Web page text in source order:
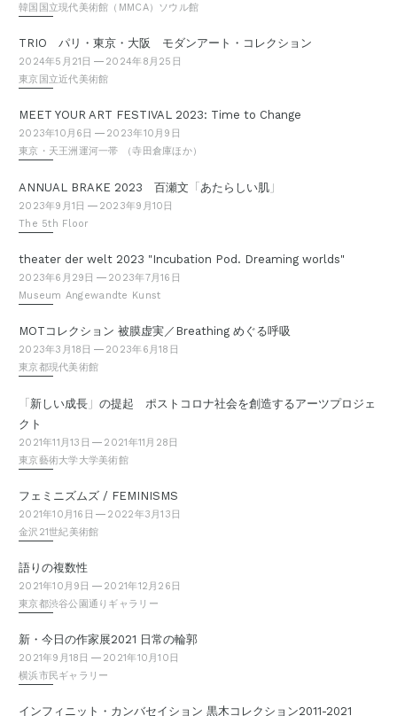
韓国国立現代美術館（MMCA）ソウル館
TRIO パリ・東京・大阪 モダンアート・コレクション
2024年5月21日
2024年8月25日
東京国立近代美術館
MEET YOUR ART FESTIVAL 2023: Time to Change
2023年10月6日
2023年10月9日
東京・天王洲運河一帯 （寺田倉庫ほか）
ANNUAL BRAKE 2023 百瀬文 「あたらしい肌 」
2023年9月1日
2023年9月10日
The 5th Floor
theater der welt 2023 "Incubation Pod. Dreaming worlds"
2023年6月29日
2023年7月16日
Museum Angewandte Kunst
MOTコレクション 被膜虚実／Breathing めぐる呼吸
2023年3月18日
2023年6月18日
東京都現代美術館
「新しい成長 」 の提起 ポストコロナ社会を創造するアーツプロジェ
クト
2021年11月13日
2021年11月28日
東京藝術大学大学美術館
フェミニズムズ / FEMINISMS
2021年10月16日
2022年3月13日
金沢21世紀美術館
語りの複数性
2021年10月9日
2021年12月26日
東京都渋谷公園通りギャラリー
新・今日の作家展2021 日常の輪郭
2021年9月18日
2021年10月10日
横浜市民ギャラリー
インフィニット・カンバセイション 黒木コレクション2011-2021